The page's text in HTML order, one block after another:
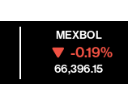
MEXBOL
-0.19%
66,396.15